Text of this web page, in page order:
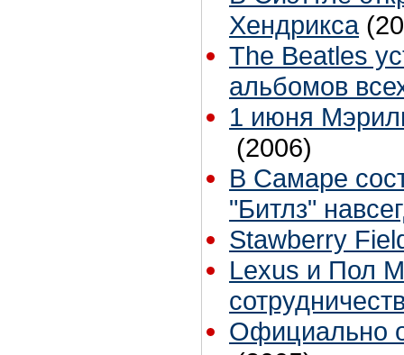
Хендрикса
The Beatles
альбомов
1 июня
(2006)
В Самаре
"Битлз"
Stawberry
Lexus и Пол
Официально